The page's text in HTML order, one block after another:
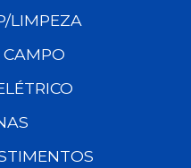
LIMPEZA
CAMPO